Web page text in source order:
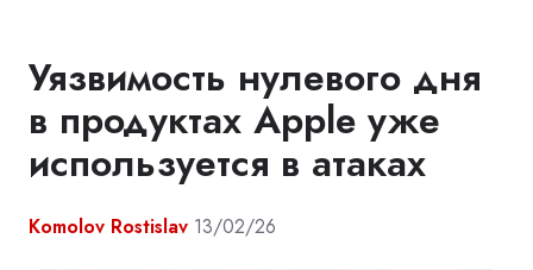
Уязвимость нулевого дня
в продуктах Apple уже
используется в атаках
Komolov Rostislav 13/02/26